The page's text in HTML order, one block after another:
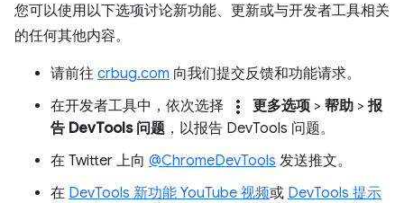
您可以使用以下选项讨论新功能、更新或与开发者工具相关
的任何其他内容。
请前往 crbug.com 向我们提交反馈和功能请求。
在开发者工具中，依次选择
more_vert 更多选项 > 帮助 > 报
告 DevTools 问题 ，以报告 DevTools 问题。
在 Twitter 上向 @ChromeDevTools 发送推文。
在 DevTools 新功能 YouTube 视频或 DevTools 提示